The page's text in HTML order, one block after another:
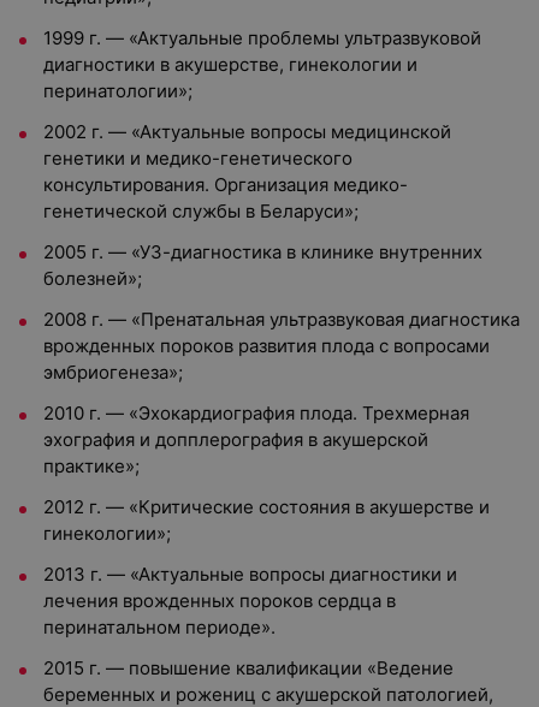
1999 г. — «Актуальные проблемы ультразвуковой
диагностики в акушерстве, гинекологии и
перинатологии»;
2002 г. — «Актуальные вопросы медицинской
генетики и медико-генетического
консультирования. Организация медико-
генетической службы в Беларуси»;
2005 г. — «УЗ-диагностика в клинике внутренних
болезней»;
2008 г. — «Пренатальная ультразвуковая диагностика
врожденных пороков развития плода с вопросами
эмбриогенеза»;
2010 г. — «Эхокардиография плода. Трехмерная
эхография и допплерография в акушерской
практике»;
2012 г. — «Критические состояния в акушерстве и
гинекологии»;
2013 г. — «Актуальные вопросы диагностики и
лечения врожденных пороков сердца в
перинатальном периоде».
2015 г. — повышение квалификации «Ведение
беременных и рожениц с акушерской патологией,